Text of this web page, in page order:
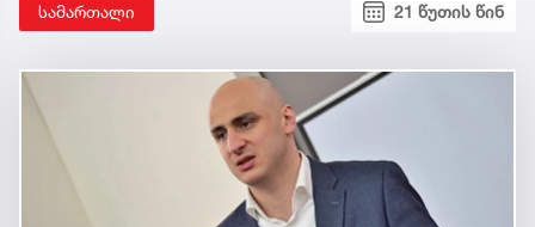
სამართალი 21 წუთის წინ